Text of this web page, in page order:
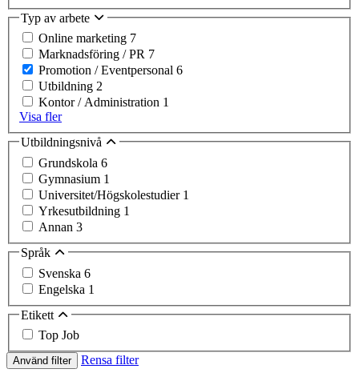
Typ av arbete
Online marketing 7
Marknadsföring / PR 7
Promotion / Eventpersonal 6
Utbildning 2
Kontor / Administration 1
Visa fler
Utbildningsnivå
Grundskola 6
Gymnasium 1
Universitet/Högskolestudier 1
Yrkesutbildning 1
Annan 3
Språk
Svenska 6
Engelska 1
Etikett
Top Job
Använd filter Rensa filter